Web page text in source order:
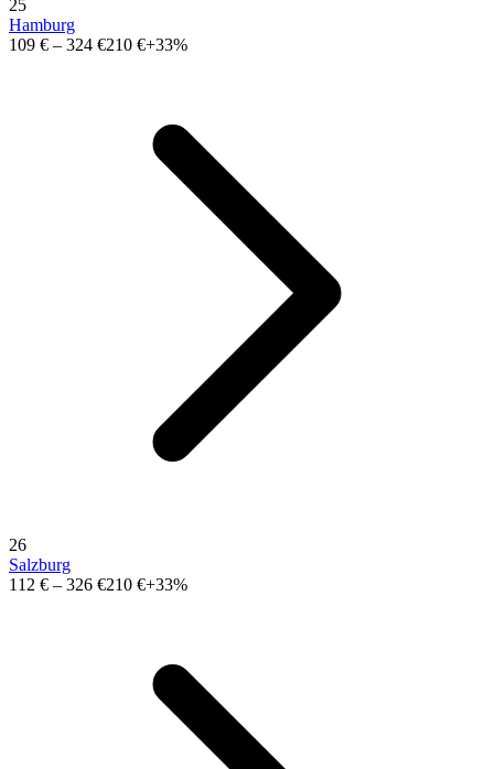
25
Hamburg
109 € – 324 €210 €+33%
26
Salzburg
112 € – 326 €210 €+33%